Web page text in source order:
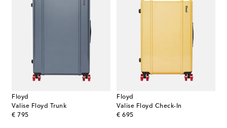
Floyd
Valise Floyd Trunk
€ 795
original price
Floyd
Valise Floyd Check-In
€ 695
original price